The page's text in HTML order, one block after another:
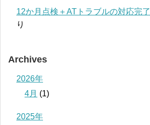
12か月点検＋ATトラブルの対応完了
り
Archives
2026年
4月 (1)
2025年